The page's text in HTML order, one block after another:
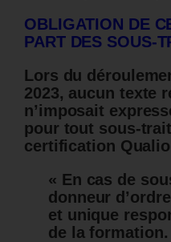
OBLIGATION DE
PART DES SOUS-
Lors du
2023, aucun texte
n’imposait
pour tout sous-
certification
« En cas de
donneur
et unique
de la formation.